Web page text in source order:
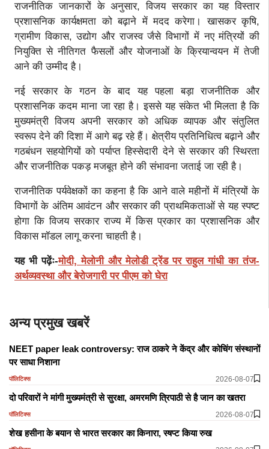
राजनीतिक जानकारों के अनुसार, विजय सरकार का यह विस्तार
प्रशासनिक कार्यक्षमता को बढ़ाने में मदद करेगा। खासकर कृषि,
ग्रामीण विकास, उद्योग और राजस्व जैसे विभागों में नए मंत्रियों की
नियुक्ति से नीतिगत फैसलों और योजनाओं के क्रियान्वयन में तेजी
आने की उम्मीद है।
नई सरकार के गठन के बाद यह पहला बड़ा राजनीतिक और
प्रशासनिक कदम माना जा रहा है। इससे यह संकेत भी मिलता है कि
मुख्यमंत्री विजय अपनी सरकार को अधिक व्यापक और संतुलित
स्वरूप देने की दिशा में आगे बढ़ रहे हैं। क्षेत्रीय प्रतिनिधित्व बढ़ाने और
गठबंधन सहयोगियों को पर्याप्त हिस्सेदारी देने से सरकार की स्थिरता
और राजनीतिक पकड़ मजबूत होने की संभावना जताई जा रही है।
राजनीतिक पर्यवेक्षकों का कहना है कि आने वाले महीनों में मंत्रियों के
विभागों के अंतिम आवंटन और सरकार की प्राथमिकताओं से यह स्पष्ट
होगा कि विजय सरकार राज्य में किस प्रकार का प्रशासनिक और
विकास मॉडल लागू करना चाहती है।
यह भी पढ़ेंः-मोदी, मेलोनी और मेलोडी ट्रेंड पर राहुल गांधी का तंज-
अर्थव्यवस्था और बेरोजगारी पर पीएम को घेरा
अन्य प्रमुख खबरें
NEET paper leak controversy: राज ठाकरे ने केंद्र और कोचिंग संस्थानों
पर साधा निशाना
पॉलिटिक्स 2026-08-07
दो परिवारों ने मांगी मुख्यमंत्री से सुरक्षा, अमरमणि त्रिपाठी से है जान का खतरा
पॉलिटिक्स 2026-08-07
शेख हसीना के बयान से भारत सरकार का किनारा, स्षप्ट किया रुख